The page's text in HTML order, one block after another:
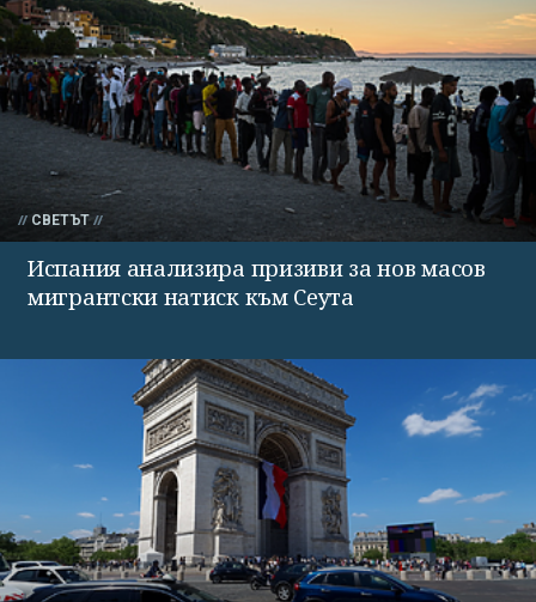
СВЕТЪТ
Испания анализира призиви за нов масов
мигрантски натиск към Сеута